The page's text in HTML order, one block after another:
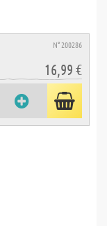
N° 200286
16,99 €